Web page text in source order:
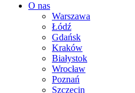
O nas
Warszawa
Łódź
Gdańsk
Kraków
Białystok
Wrocław
Poznań
Szczecin